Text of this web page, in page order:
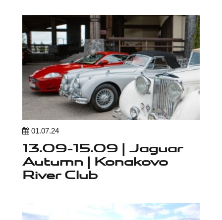
01.07.24
13.09-15.09 | Jaguar
Autumn | Konakovo
River Club